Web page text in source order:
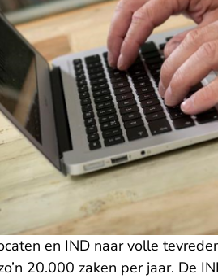
en IND naar volle
20.000 zaken per jaar. De